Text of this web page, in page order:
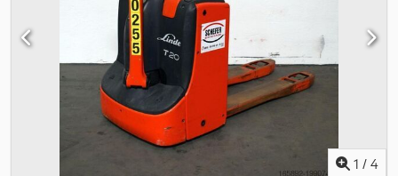
interruttore a chiave - LSP 0.6
1 / 4